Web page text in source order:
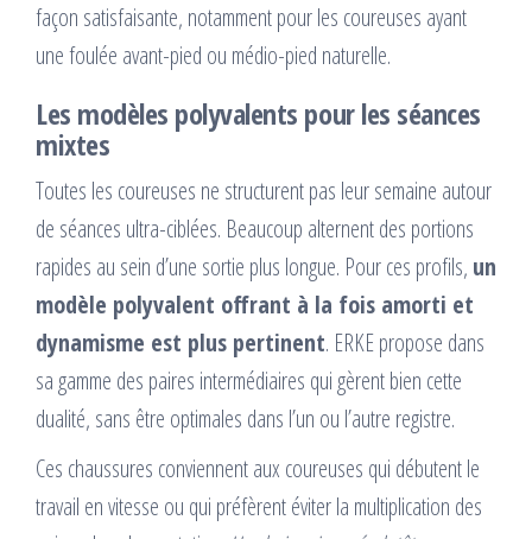
façon satisfaisante, notamment pour les coureuses ayant
une foulée avant-pied ou médio-pied naturelle.
Les modèles polyvalents pour les séances
mixtes
Toutes les coureuses ne structurent pas leur semaine autour
de séances ultra-ciblées. Beaucoup alternent des portions
rapides au sein d’une sortie plus longue. Pour ces profils, un
modèle polyvalent offrant à la fois amorti et
dynamisme est plus pertinent. ERKE propose dans
sa gamme des paires intermédiaires qui gèrent bien cette
dualité, sans être optimales dans l’un ou l’autre registre.
Ces chaussures conviennent aux coureuses qui débutent le
travail en vitesse ou qui préfèrent éviter la multiplication des